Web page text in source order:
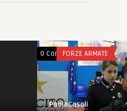
0 CommentsFORZE ARMATE
PaolaCasoli